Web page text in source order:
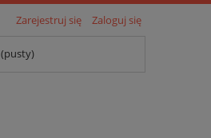
Zarejestruj się Zaloguj się
(pusty)